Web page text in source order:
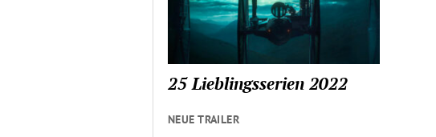
25 Lieblingsserien 2022
NEUE TRAILER